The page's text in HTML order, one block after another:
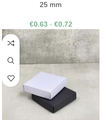
25 mm
€0.63- €0.72